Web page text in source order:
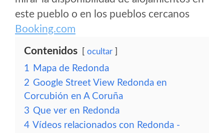
este pueblo o en los pueblos cercanos
Booking.com
Contenidos ocultar
1 Mapa de Redonda
2 Google Street View Redonda en
Corcubión en A Coruña
3 Que ver en Redonda
4 Vídeos relacionados con Redonda -